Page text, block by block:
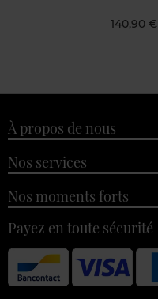
140,90 €
À propos de nous
Nos services
Nos moments forts
Payez en toute sécurité